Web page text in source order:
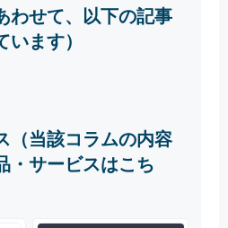
わせて、以下の記事
います）
（当該コラムの内容
・サービスはこち